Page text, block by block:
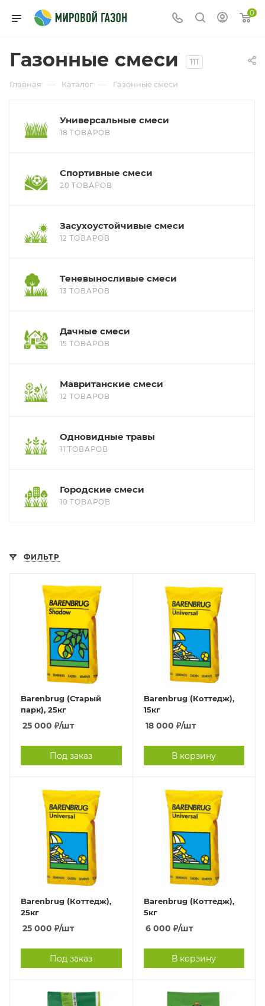
0
Газонные смеси 111
Главная — Каталог — Газонные смеси
Универсальные смеси
18 ТОВАРОВ
Спортивные смеси
20 ТОВАРОВ
Засухоустойчивые смеси
12 ТОВАРОВ
Теневыносливые смеси
13 ТОВАРОВ
Дачные смеси
15 ТОВАРОВ
Мавританские смеси
12 ТОВАРОВ
Одновидные травы
11 ТОВАРОВ
Городские смеси
10 ТОВАРОВ
ФИЛЬТР
Barenbrug (Старый
парк), 25кг
25 000 ₽/шт
Под заказ
Barenbrug (Коттедж),
15кг
18 000 ₽/шт
В корзину
Barenbrug (Коттедж),
25кг
25 000 ₽/шт
Под заказ
Barenbrug (Коттедж),
5кг
6 000 ₽/шт
В корзину